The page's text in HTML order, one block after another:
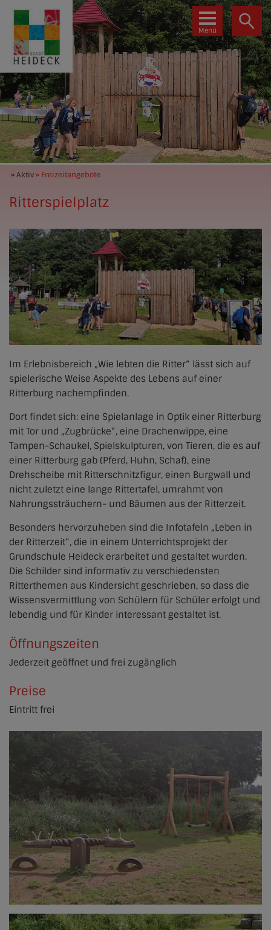
Menü
» Aktiv» Freizeitangebote
Ritterspielplatz
Im Erlebnisbereich „Wie lebten die Ritter“ lässt sich auf
spielerische Weise Aspekte des Lebens auf einer
Ritterburg nachempfinden.
Dort findet sich: eine Spielanlage in Optik einer Ritterburg
mit Tor und „Zugbrücke“, eine Drachenwippe, eine
Tampen-Schaukel, Spielskulpturen, von Tieren, die es auf
einer Ritterburg gab (Pferd, Huhn, Schaf), eine
Drehscheibe mit Ritterschnitzfigur, einen Burgwall und
nicht zuletzt eine lange Rittertafel, umrahmt von
Nahrungssträuchern- und Bäumen aus der Ritterzeit.
Besonders hervorzuheben sind die Infotafeln „Leben in
der Ritterzeit“, die in einem Unterrichtsprojekt der
Grundschule Heideck erarbeitet und gestaltet wurden.
Die Schilder sind informativ zu verschiedensten
Ritterthemen aus Kindersicht geschrieben, so dass die
Wissensvermittlung von Schülern für Schüler erfolgt und
lebendig und für Kinder interessant gestaltet ist.
Öffnungszeiten
Jederzeit geöffnet und frei zugänglich
Preise
Eintritt frei